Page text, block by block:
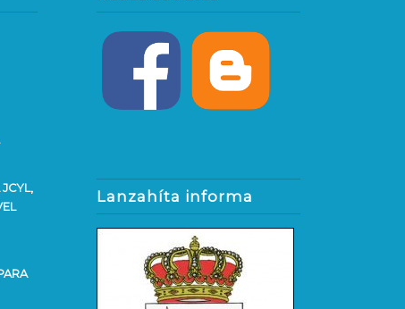
Lanzahíta informa